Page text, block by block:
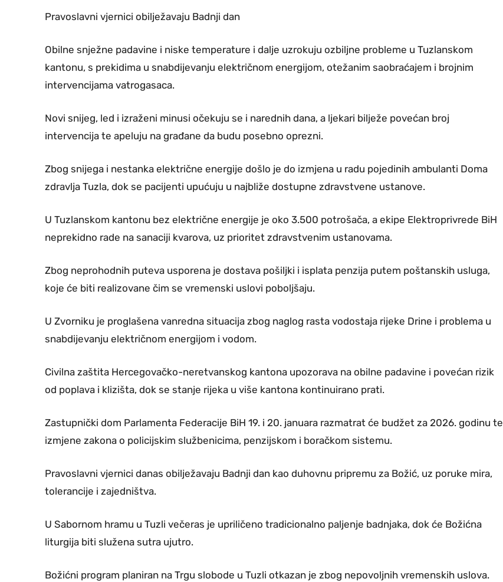
Pravoslavni vjernici obilježavaju Badnji dan
Obilne snježne padavine i niske temperature i dalje uzrokuju ozbiljne probleme u Tuzlanskom
kantonu, s prekidima u snabdijevanju električnom energijom, otežanim saobraćajem i brojnim
intervencijama vatrogasaca.
Novi snijeg, led i izraženi minusi očekuju se i narednih dana, a ljekari bilježe povećan broj
intervencija te apeluju na građane da budu posebno oprezni.
Zbog snijega i nestanka električne energije došlo je do izmjena u radu pojedinih ambulanti Doma
zdravlja Tuzla, dok se pacijenti upućuju u najbliže dostupne zdravstvene ustanove.
U Tuzlanskom kantonu bez električne energije je oko 3.500 potrošača, a ekipe Elektroprivrede BiH
neprekidno rade na sanaciji kvarova, uz prioritet zdravstvenim ustanovama.
Zbog neprohodnih puteva usporena je dostava pošiljki i isplata penzija putem poštanskih usluga,
koje će biti realizovane čim se vremenski uslovi poboljšaju.
U Zvorniku je proglašena vanredna situacija zbog naglog rasta vodostaja rijeke Drine i problema u
snabdijevanju električnom energijom i vodom.
Civilna zaštita Hercegovačko-neretvanskog kantona upozorava na obilne padavine i povećan rizik
od poplava i klizišta, dok se stanje rijeka u više kantona kontinuirano prati.
Zastupnički dom Parlamenta Federacije BiH 19. i 20. januara razmatrat će budžet za 2026. godinu te
izmjene zakona o policijskim službenicima, penzijskom i boračkom sistemu.
Pravoslavni vjernici danas obilježavaju Badnji dan kao duhovnu pripremu za Božić, uz poruke mira,
tolerancije i zajedništva.
U Sabornom hramu u Tuzli večeras je upriličeno tradicionalno paljenje badnjaka, dok će Božićna
liturgija biti služena sutra ujutro.
Božićni program planiran na Trgu slobode u Tuzli otkazan je zbog nepovoljnih vremenskih uslova.